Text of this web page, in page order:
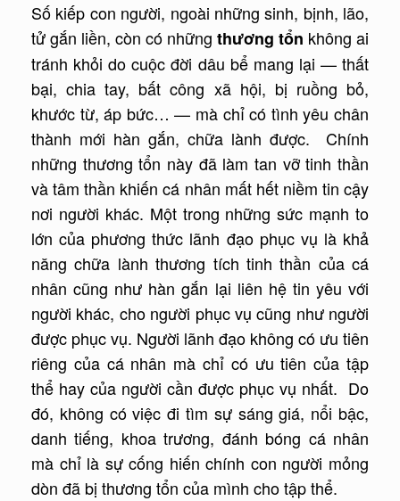
Số kiếp con người, ngoài những sinh, bịnh, lão,
tử gắn liền, còn có những thương tổn không ai
tránh khỏi do cuộc đời dâu bể mang lại — thất
bại, chia tay, bất công xã hội, bị ruồng bỏ,
khước từ, áp bức… — mà chỉ có tình yêu chân
thành mới hàn gắn, chữa lành được. Chính
những thương tổn này đã làm tan vỡ tinh thần
và tâm thần khiến cá nhân mất hết niềm tin cậy
nơi người khác. Một trong những sức mạnh to
lớn của phương thức lãnh đạo phục vụ là khả
năng chữa lành thương tích tinh thần của cá
nhân cũng như hàn gắn lại liên hệ tin yêu với
người khác, cho người phục vụ cũng như người
được phục vụ. Người lãnh đạo không có ưu tiên
riêng của cá nhân mà chỉ có ưu tiên của tập
thể hay của người cần được phục vụ nhất. Do
đó, không có việc đi tìm sự sáng giá, nổi bậc,
danh tiếng, khoa trương, đánh bóng cá nhân
mà chỉ là sự cống hiến chính con người mỏng
dòn đã bị thương tổn của mình cho tập thể.